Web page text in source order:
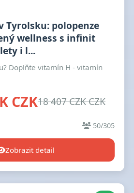
Tyrolsku: polopenze
wellness s infinit
i l...
Doplňte vitamín H - vitamín
CZK18 407 CZK CZK
50/305
Zobrazit detail